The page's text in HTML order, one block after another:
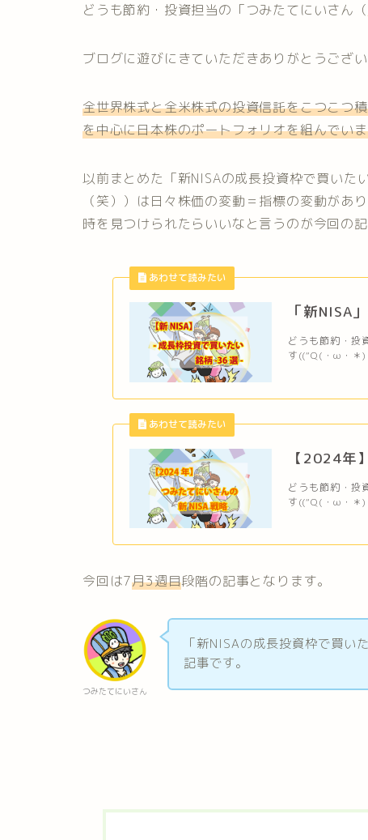
どうも節約・投資担当の「つみたてにいさん（
ブログに遊びにきていただきありがとうござい
全世界株式と全米株式の投資信託をこつこつ
を中心に日本株のポートフォリオを組んでい
以前まとめた「新NISAの成長投資枠で買い
（笑））は日々株価の変動＝指標の変動があ
時を見つけられたらいいなと言うのが今回の記
「新NISA
どうも節約・
す((“Q(・ω・＊
【2024年
どうも節約・
す((“Q(・ω・＊
今回は7月3週目段階の記事となります。
つみたてにいさん
「新NISAの成長投資枠で買い
記事です。